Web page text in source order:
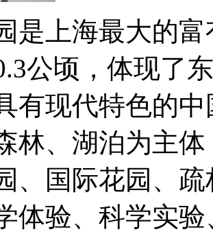
是上海最大的
公顷，体现了
有现代特色的
林、湖泊为主
、国际花园、
体验、科学实